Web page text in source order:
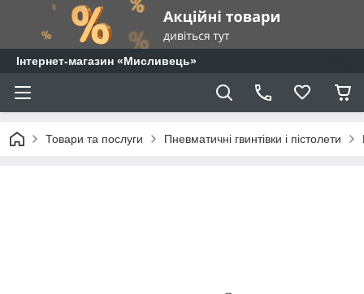
⁨Інтернет-магазин «Мисливець»
Товари та послуги Пневматичні гвинтівки і пістолети